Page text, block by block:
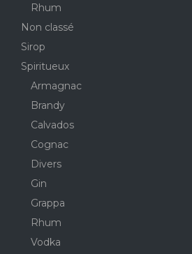
Rhum
Non classé
Sirop
Spiritueux
Armagnac
Brandy
Calvados
Cognac
Divers
Gin
Grappa
Rhum
Vodka